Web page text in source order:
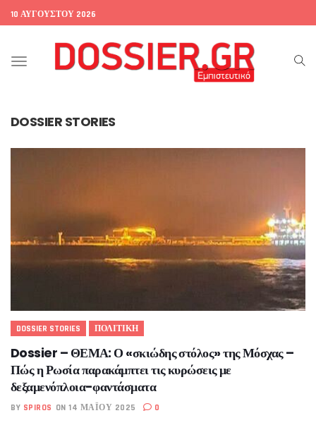
10 ΑΥΓΟΎΣΤΟΥ 2026
Toggle
DOSSIER STORIES
DOSSIER STORIES ΠΟΛΙΤΙΚΗ
Dossier – ΘΕΜΑ: Ο «σκιώδης στόλος» της Μόσχας –
Πώς η Ρωσία παρακάμπτει τις κυρώσεις με
δεξαμενόπλοια-φαντάσματα
BY SPIROS ON 14 ΜΑΪ́ΟΥ 2025 0